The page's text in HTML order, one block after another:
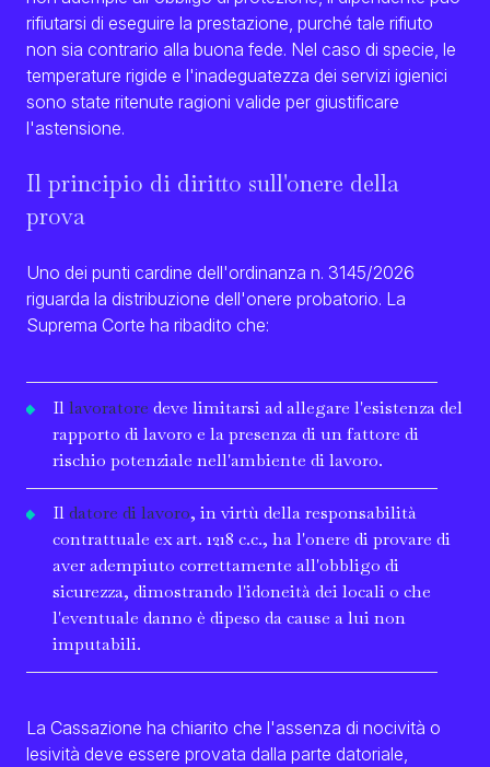
rifiutarsi di eseguire la prestazione, purché tale rifiuto
non sia contrario alla buona fede. Nel caso di specie, le
temperature rigide e l'inadeguatezza dei servizi igienici
sono state ritenute ragioni valide per giustificare
l'astensione.
Il principio di diritto sull'onere della
prova
Uno dei punti cardine dell'ordinanza n. 3145/2026
riguarda la distribuzione dell'onere probatorio. La
Suprema Corte ha ribadito che:
Illavoratore deve limitarsi ad allegare l'esistenza del
rapporto di lavoro e la presenza di un fattore di
rischio potenziale nell'ambiente di lavoro.
Ildatore di lavoro, in virtù della responsabilità
contrattuale ex art. 1218 c.c., ha l'onere di provare di
aver adempiuto correttamente all'obbligo di
sicurezza, dimostrando l'idoneità dei locali o che
l'eventuale danno è dipeso da cause a lui non
imputabili.
La Cassazione ha chiarito che l'assenza di nocività o
lesività deve essere provata dalla parte datoriale,